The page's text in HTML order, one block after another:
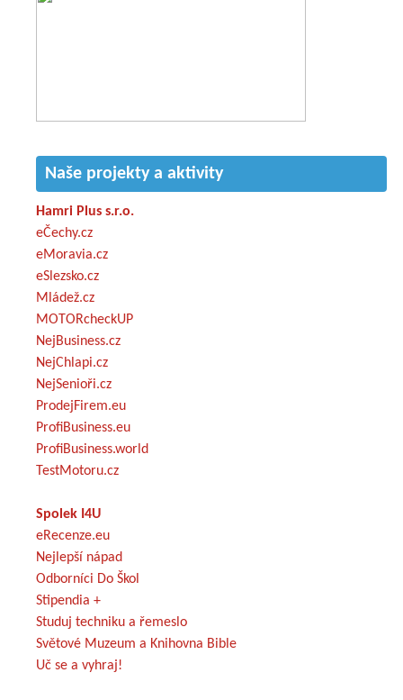
Naše projekty a aktivity
Hamri Plus s.r.o.
eČechy.cz
eMoravia.cz
eSlezsko.cz
Mládež.cz
MOTORcheckUP
NejBusiness.cz
NejChlapi.cz
NejSenioři.cz
ProdejFirem.eu
ProfiBusiness.eu
ProfiBusiness.world
TestMotoru.cz
Spolek I4U
eRecenze.eu
Nejlepší nápad
Odborníci Do Škol
Stipendia +
Studuj techniku a řemeslo
Světové Muzeum a Knihovna Bible
Uč se a vyhraj!